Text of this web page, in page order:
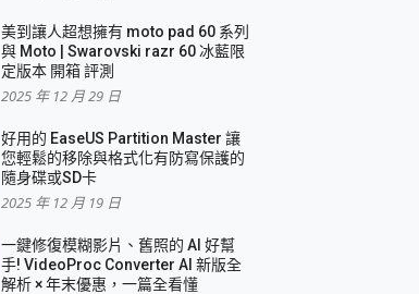
美到讓人超想擁有 moto pad 60 系列
與 Moto | Swarovski razr 60 冰藍限
定版本 開箱 評測
2025 年 12 月 29 日
好用的 EaseUS Partition Master 讓
您輕鬆的移除與格式化有防寫保護的
隨身碟或SD卡
2025 年 12 月 19 日
一鍵修復模糊影片、舊照的 AI 好幫
手! VideoProc Converter AI 新版全
解析 × 年末優惠，一篇全看懂